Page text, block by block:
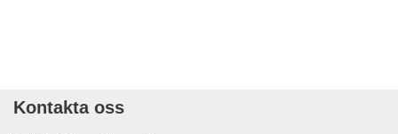
Kontakta oss